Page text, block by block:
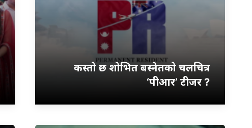
कस्तो छ शोभित बस्नेतको चलचित्र
‘पीआर’ टीजर ?